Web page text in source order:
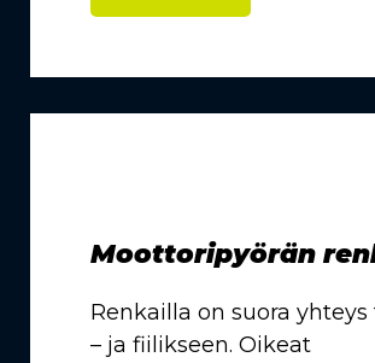
Moottoripyörän
Renkailla on suora yhteys
– ja fiilikseen. Oikeat